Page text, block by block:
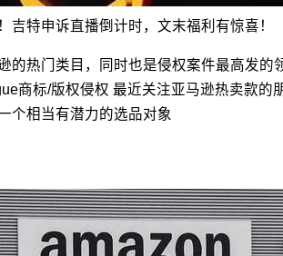
吉特申诉直播倒计时，文末福利有惊喜！
的热门类目，同时也是侵权案件最高发
商标/版权侵权 最近关注亚马逊热卖款
个相当有潜力的选品对象